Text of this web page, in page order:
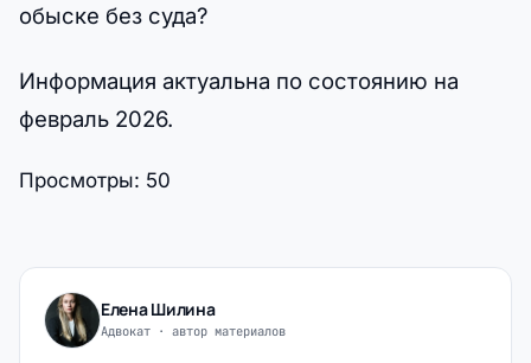
обыске без суда?
Информация актуальна по состоянию на
февраль 2026.
Просмотры: 50
Елена Шилина
Адвокат · автор материалов